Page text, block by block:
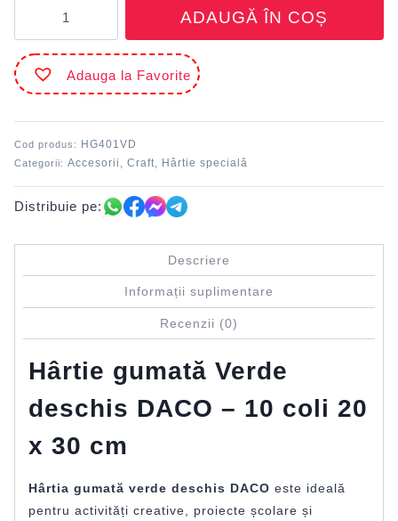
gumată
10
coli
Verde
ADAUGĂ ÎN COȘ
Adauga la Favorite
Cod produs: HG401VD
Categorii: Accesorii Craft Hârtie specială
Distribuie pe:
Descriere
Informații suplimentare
Recenzii (0)
Hârtie gumată Verde
deschis DACO – 10 coli 20
x 30 cm
Hârtia gumată verde deschis DACO este ideală
pentru activități creative, proiecte școlare și